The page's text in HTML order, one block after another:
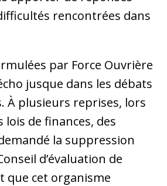
rencontrées dans
par Force Ouvrière
jusque dans les débats
À plusieurs reprises, lors
lois de finances, des
la suppression
d’évaluation de
que cet organisme